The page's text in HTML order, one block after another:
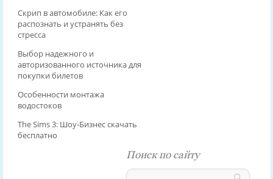
Скрип в автомобиле: Как его
распознать и устранять без
стресса
Выбор надежного и
авторизованного источника для
покупки билетов
Особенности монтажа
водостоков
The Sims 3: Шоу-Бизнес скачать
бесплатно
Поиск по сайту